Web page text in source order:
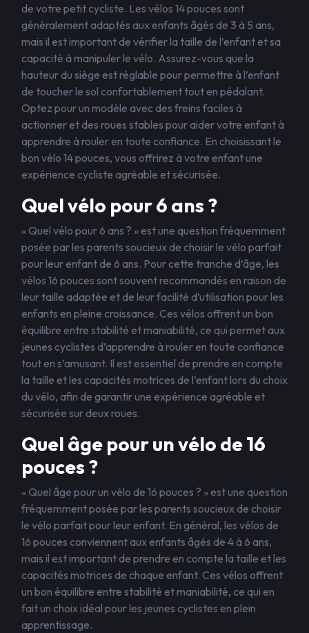
de votre petit cycliste. Les vélos 14 pouces sont
généralement adaptés aux enfants âgés de 3 à 5 ans,
mais il est important de vérifier la taille de l’enfant et sa
capacité à manipuler le vélo. Assurez-vous que la
hauteur du siège est réglable pour permettre à l’enfant
de toucher le sol confortablement tout en pédalant.
Optez pour un modèle avec des freins faciles à
actionner et des roues stables pour aider votre enfant à
apprendre à rouler en toute confiance. En choisissant le
bon vélo 14 pouces, vous offrirez à votre enfant une
expérience cycliste agréable et sécurisée.
Quel vélo pour 6 ans ?
« Quel vélo pour 6 ans ? » est une question fréquemment
posée par les parents soucieux de choisir le vélo parfait
pour leur enfant de 6 ans. Pour cette tranche d’âge, les
vélos 16 pouces sont souvent recommandés en raison de
leur taille adaptée et de leur facilité d’utilisation pour les
enfants en pleine croissance. Ces vélos offrent un bon
équilibre entre stabilité et maniabilité, ce qui permet aux
jeunes cyclistes d’apprendre à rouler en toute confiance
tout en s’amusant. Il est essentiel de prendre en compte
la taille et les capacités motrices de l’enfant lors du choix
du vélo, afin de garantir une expérience agréable et
sécurisée sur deux roues.
Quel âge pour un vélo de 16
pouces ?
« Quel âge pour un vélo de 16 pouces ? » est une question
fréquemment posée par les parents soucieux de choisir
le vélo parfait pour leur enfant. En général, les vélos de
16 pouces conviennent aux enfants âgés de 4 à 6 ans,
mais il est important de prendre en compte la taille et les
capacités motrices de chaque enfant. Ces vélos offrent
un bon équilibre entre stabilité et maniabilité, ce qui en
fait un choix idéal pour les jeunes cyclistes en plein
apprentissage.